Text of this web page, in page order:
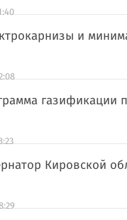
и
газификации
Кировской